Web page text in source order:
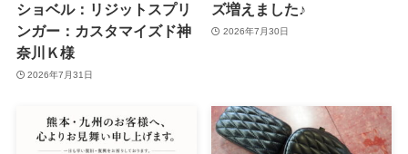
ショベル：リジットスプリ
ンガー：カスタマイズド神
奈川Ｋ様
2026年7月31日
ズ増えました♪
2026年7月30日